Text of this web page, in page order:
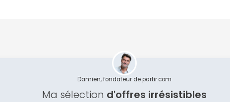
Damien, fondateur de partir.com
Ma sélection d'offres irrésistibles
Continuer avec Apple